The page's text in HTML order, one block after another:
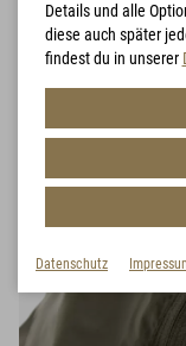
Details und alle
diese auch später
findest du in unserer
Datenschutz